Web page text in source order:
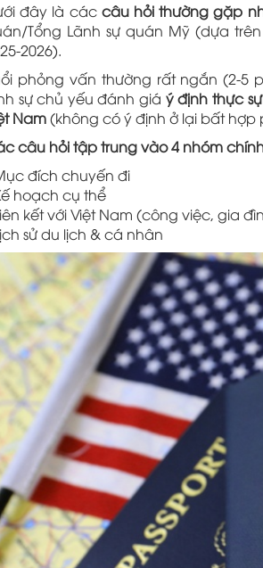
đây là các câu hỏi thường gặp
Tổng Lãnh sự quán Mỹ (dựa
2026).
phỏng vấn thường rất ngắn (2-5
sự chủ yếu đánh giá ý định thực
Nam(không có ý định ở lại bất hợp
câu hỏi tập trung vào 4 nhóm
đích chuyến đi
hoạch cụ thể
kết với Việt Nam (công việc, gia
sử du lịch & cá nhân